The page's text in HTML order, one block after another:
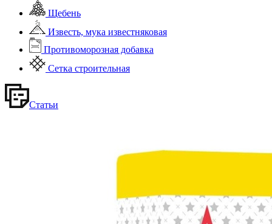
Щебень
Известь, мука известняковая
Противоморозная добавка
Сетка строительная
Статьи